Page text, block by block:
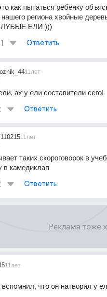
как пытаться ребёнку
региона хвойные
ЕЛИ )))
1 Ответить
11лет
ах у ели составители сего!
Ответить
11лет
таких скороговорок в
в камедиклап
Ответить
11лет
что он натворил у